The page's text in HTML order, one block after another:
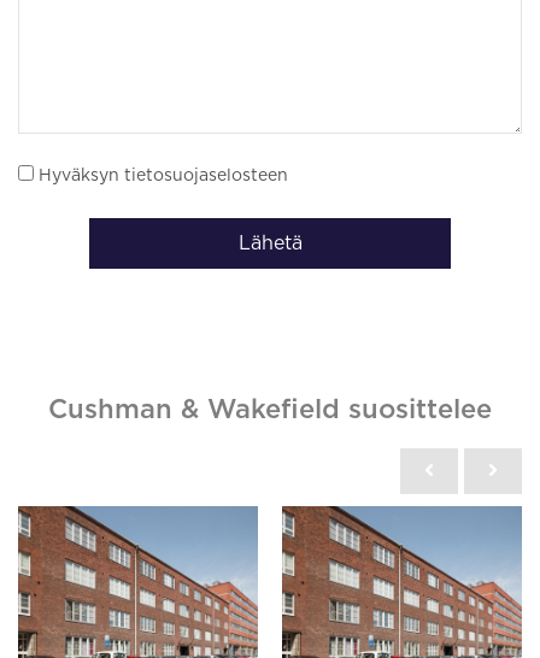
Hyväksyn tietosuojaselosteen
Lähetä
Cushman & Wakefield suosittelee